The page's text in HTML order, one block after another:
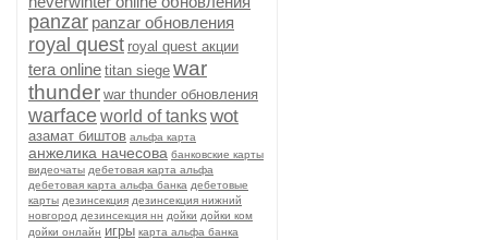
panzar panzar обновления
royal quest royal quest акции
tera online titan siege war
thunder war thunder обновления
warfaceworld of tankswot
азамат биштов альфа карта
анжелика начесова банковские карты
видеочаты дебетовая карта альфа
дебетовая карта альфа банка дебетовые
карты дезинсекция дезинсекция нижний
новгород дезинсекция нн дойки дойки ком
дойки онлайн игры карта альфа банка